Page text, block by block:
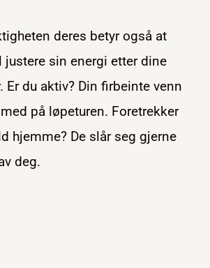
deres betyr også at
justere sin energi etter dine
Er du aktiv? Din firbeinte venn
på løpeturen. Foretrekker
hjemme? De slår seg gjerne
deg.